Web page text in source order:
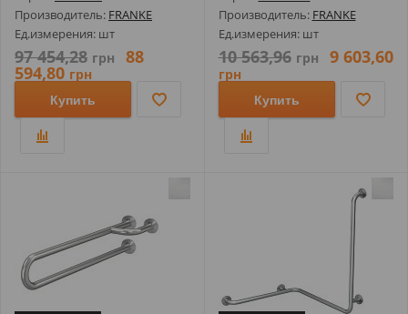
Производитель: FRANKE
Ед.измерения: шт
97 454,28 грн 88
594,80 грн
Купить
Производитель: FRANKE
Ед.измерения: шт
10 563,96 грн 9 603,60
грн
Купить